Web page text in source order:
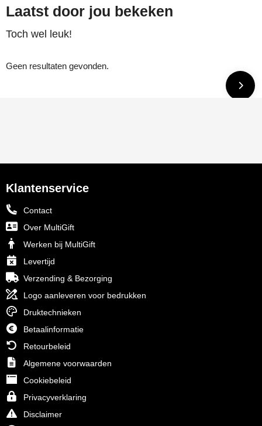
Laatst door jou bekeken
Toch wel leuk!
Geen resultaten gevonden.
Klantenservice
Contact
Over MultiGift
Werken bij MultiGift
Levertijd
Verzending & Bezorging
Logo aanleveren voor bedrukken
Druktechnieken
Betaalinformatie
Retourbeleid
Algemene voorwaarden
Cookiebeleid
Privacyverklaring
Disclaimer